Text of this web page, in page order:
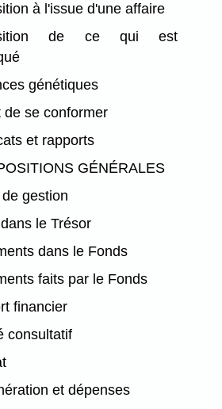
à l'issue d'une affaire
de ce qui est
génétiques
de se conformer
et rapports
GÉNÉRALES
gestion
le Trésor
dans le Fonds
faits par le Fonds
financier
consultatif
et dépenses